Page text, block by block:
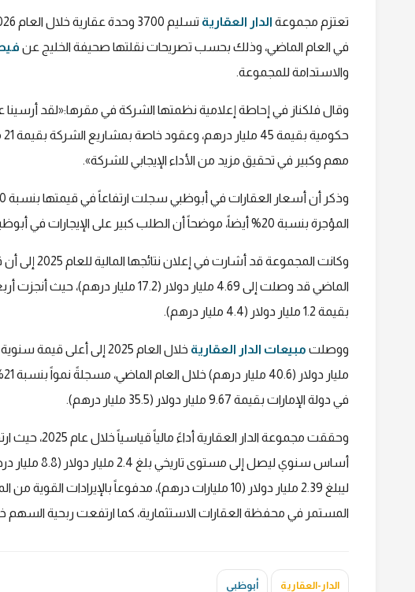
تعتزم مجموعة الدار العقارية
في العام الماضي، وذلك بحسب تصريحات نقلتها صحيفة الخليج عن
والاستدامة للمجموعة.
مهم وكبير في تحقيق مزيد من الأداء الإيجابي للشركة».
المؤجرة بنسبة 20% أيضاً، موضحاً أن الطلب كبير على الإيجارات في أبوظبي في ظل العائد المجزي على الاستثمار العقاري.
وكانت
بقيمة 1.2 مليار دولار (4.4 مليار درهم).
ووصلت مبيعات الدار العقارية
في دولة الإمارات بقيمة 9.67 مليار دولار (35.5 مليار درهم).
ليبلغ 2.39 مليار دولار (10 مليارات درهم)، مدفوعاً
المستمر في محفظة العقارات الاستثمارية، كما ارتفعت ربحية السهم خلال الفترة إلى 0.26
الدار-العقارية أبوظبي